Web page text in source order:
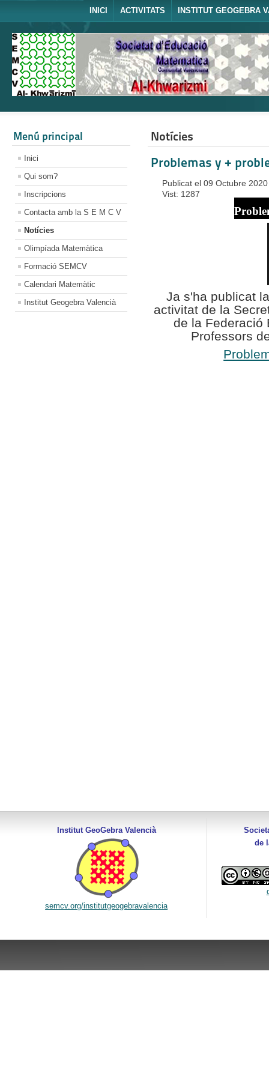
INICI ACTIVITATS INSTITUT GEOGEBRA
Menú principal
Inici
Qui som?
Inscripcions
Contacta amb la S E M C V
Notícies
Olimpíada Matemàtica
Formació SEMCV
Calendari Matemàtic
Institut Geogebra Valencià
Notícies
Problemas y +
Publicat el 09 Octubre 2020
Vist: 1287
Ja s'ha publicat
activitat de la
de la Federació
Professors
Institut GeoGebra Valencià
semcv.org/institutgeogebravalencia
de